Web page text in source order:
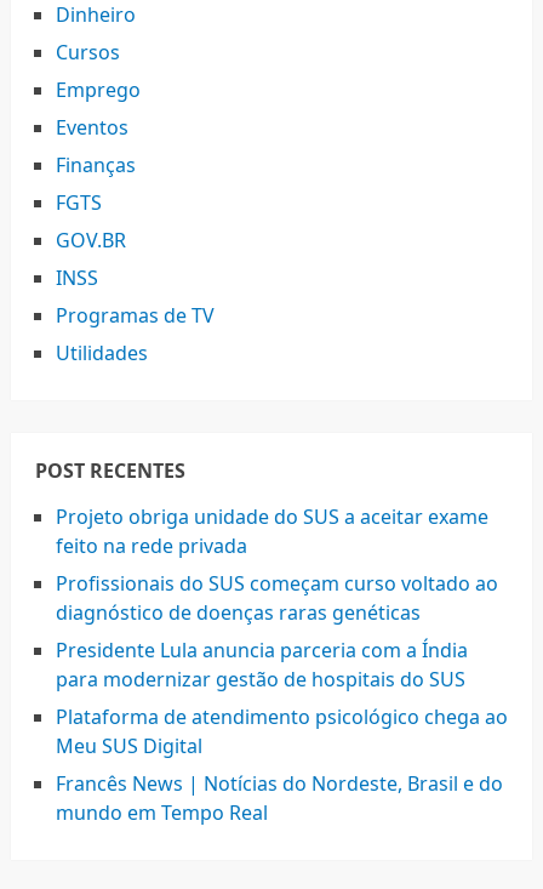
Dinheiro
Cursos
Emprego
Eventos
Finanças
FGTS
GOV.BR
INSS
Programas de TV
Utilidades
POST RECENTES
Projeto obriga unidade do SUS a aceitar exame
feito na rede privada
Profissionais do SUS começam curso voltado ao
diagnóstico de doenças raras genéticas
Presidente Lula anuncia parceria com a Índia
para modernizar gestão de hospitais do SUS
Plataforma de atendimento psicológico chega ao
Meu SUS Digital
Francês News | Notícias do Nordeste, Brasil e do
mundo em Tempo Real